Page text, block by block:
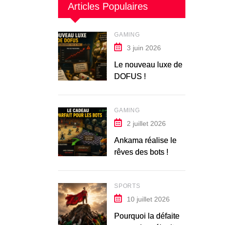
Articles Populaires
GAMING
3 juin 2026
Le nouveau luxe de
DOFUS !
GAMING
2 juillet 2026
Ankama réalise le
rêves des bots !
SPORTS
10 juillet 2026
Pourquoi la défaite